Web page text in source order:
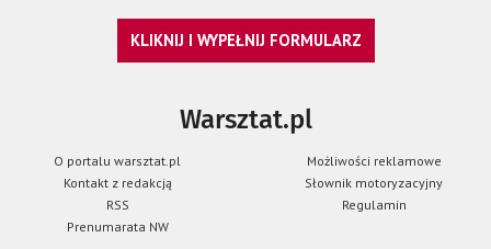
KLIKNIJ I WYPEŁNIJ FORMULARZ
Warsztat.pl
O portalu warsztat.pl
Możliwości reklamowe
Kontakt z redakcją
Słownik motoryzacyjny
RSS
Regulamin
Prenumarata NW